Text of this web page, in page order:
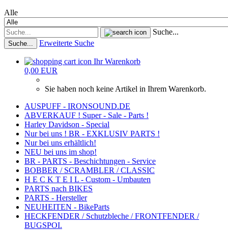
Alle
Suche...
Suche... Erweiterte Suche
Ihr Warenkorb
0,00 EUR
Sie haben noch keine Artikel in Ihrem Warenkorb.
AUSPUFF - IRONSOUND.DE
ABVERKAUF ! Super - Sale - Parts !
Harley Davidson - Special
Nur bei uns ! BR - EXKLUSIV PARTS !
Nur bei uns erhältlich!
NEU bei uns im shop!
BR - PARTS - Beschichtungen - Service
BOBBER / SCRAMBLER / CLASSIC
H E C K T E I L - Custom - Umbauten
PARTS nach BIKES
PARTS - Hersteller
NEUHEITEN - BikeParts
HECKFENDER / Schutzbleche / FRONTFENDER /
BUGSPOI.